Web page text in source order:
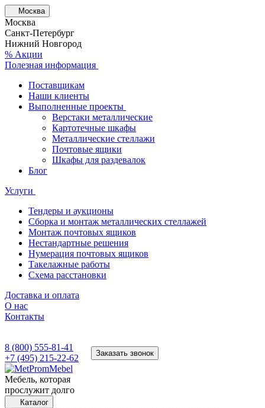
Москва
Москва
Санкт-Петербург
Нижний Новгород
% Акции
Полезная информация
Поставщикам
Наши клиенты
Выполненные проекты
Верстаки металлические
Картотечные шкафы
Металлические стеллажи
Почтовые ящики
Шкафы для раздевалок
Блог
Услуги
Тендеры и аукционы
Сборка и монтаж металлических стеллажей
Монтаж почтовых ящиков
Нестандартные решения
Нумерация почтовых ящиков
Такелажные работы
Схема расстановки
Доставка и оплата
О нас
Контакты
8 (800) 555-81-41
+7 (495) 215-22-62
Заказать звонок
Мебель, которая
прослужит долго
Каталог